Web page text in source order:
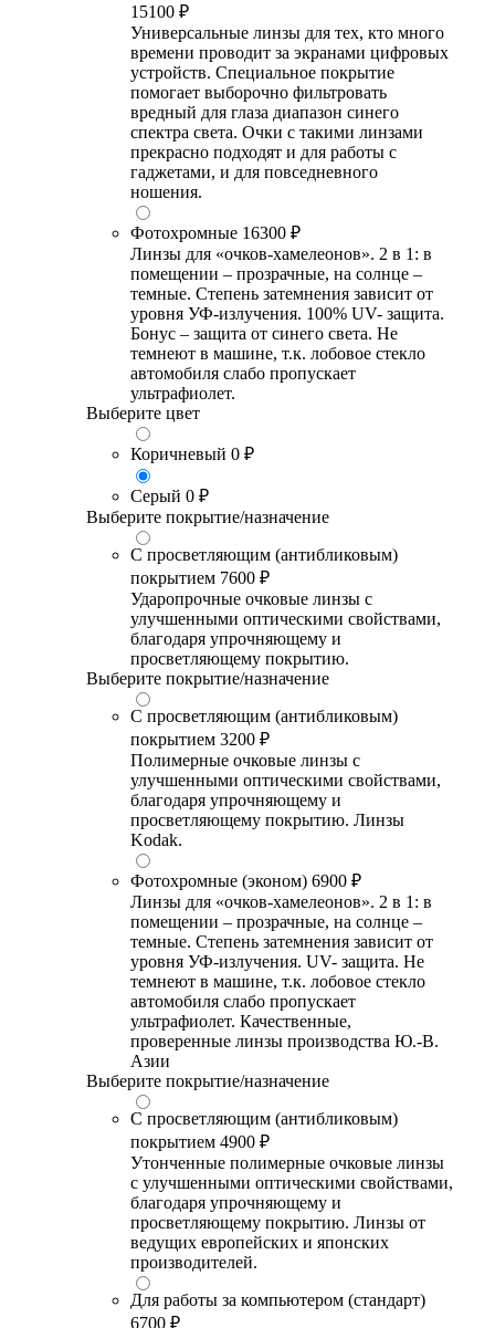
15100 ₽
Универсальные линзы для тех, кто много
времени проводит за экранами цифровых
устройств. Специальное покрытие
помогает выборочно фильтровать
вредный для глаза диапазон синего
спектра света. Очки с такими линзами
прекрасно подходят и для работы с
гаджетами, и для повседневного
ношения.
Фотохромные 16300 ₽
Линзы для «очков-хамелеонов». 2 в 1: в
помещении – прозрачные, на солнце –
темные. Степень затемнения зависит от
уровня УФ-излучения. 100% UV- защита.
Бонус – защита от синего света. Не
темнеют в машине, т.к. лобовое стекло
автомобиля слабо пропускает
ультрафиолет.
Выберите цвет
Коричневый 0 ₽
Серый 0 ₽
Выберите покрытие/назначение
С просветляющим (антибликовым)
покрытием 7600 ₽
Ударопрочные очковые линзы с
улучшенными оптическими свойствами,
благодаря упрочняющему и
просветляющему покрытию.
Выберите покрытие/назначение
С просветляющим (антибликовым)
покрытием 3200 ₽
Полимерные очковые линзы с
улучшенными оптическими свойствами,
благодаря упрочняющему и
просветляющему покрытию. Линзы
Kodak.
Фотохромные (эконом) 6900 ₽
Линзы для «очков-хамелеонов». 2 в 1: в
помещении – прозрачные, на солнце –
темные. Степень затемнения зависит от
уровня УФ-излучения. UV- защита. Не
темнеют в машине, т.к. лобовое стекло
автомобиля слабо пропускает
ультрафиолет. Качественные,
проверенные линзы производства Ю.-В.
Азии
Выберите покрытие/назначение
С просветляющим (антибликовым)
покрытием 4900 ₽
Утонченные полимерные очковые линзы
с улучшенными оптическими свойствами,
благодаря упрочняющему и
просветляющему покрытию. Линзы от
ведущих европейских и японских
производителей.
Для работы за компьютером (стандарт)
6700 ₽